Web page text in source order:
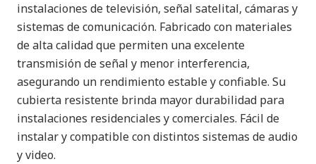
instalaciones de televisión, señal satelital, cámaras y
sistemas de comunicación. Fabricado con materiales
de alta calidad que permiten una excelente
transmisión de señal y menor interferencia,
asegurando un rendimiento estable y confiable. Su
cubierta resistente brinda mayor durabilidad para
instalaciones residenciales y comerciales. Fácil de
instalar y compatible con distintos sistemas de audio
y video.